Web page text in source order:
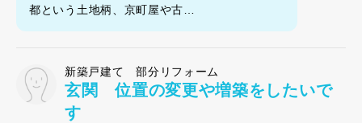
都という土地柄、京町屋や古…
新築戸建て 部分リフォーム
玄関 位置の変更や増築をしたいで
す